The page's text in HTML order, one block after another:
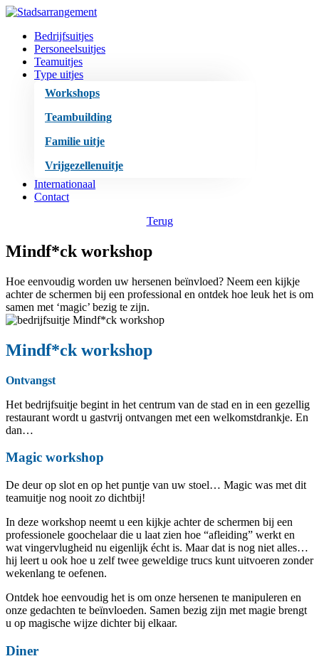
Bedrijfsuitjes
Personeelsuitjes
Teamuitjes
Type uitjes
Workshops
Teambuilding
Familie uitje
Vrijgezellenuitje
Internationaal
Contact
Terug
Mindf*ck workshop
Hoe eenvoudig worden uw hersenen beïnvloed? Neem een kijkje
achter de schermen bij een professional en ontdek hoe leuk het is om
samen met ‘magic’ bezig te zijn.
Mindf*ck workshop
Ontvangst
Het bedrijfsuitje begint in het centrum van de stad en in een gezellig
restaurant wordt u gastvrij ontvangen met een welkomstdrankje. En
dan…
Magic workshop
De deur op slot en op het puntje van uw stoel… Magic was met dit
teamuitje nog nooit zo dichtbij!
In deze workshop neemt u een kijkje achter de schermen bij een
professionele goochelaar die u laat zien hoe “afleiding” werkt en
wat vingervlugheid nu eigenlijk écht is. Maar dat is nog niet alles…
hij leert u ook hoe u zelf twee geweldige trucs kunt uitvoeren zonder
wekenlang te oefenen.
Ontdek hoe eenvoudig het is om onze hersenen te manipuleren en
onze gedachten te beïnvloeden. Samen bezig zijn met magie brengt
u op magische wijze dichter bij elkaar.
Diner